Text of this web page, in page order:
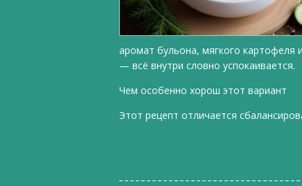
аромат бульона, мягкого картофеля
— всё внутри словно успокаивается.
Чем особенно хорош этот вариант
Этот рецепт отличается